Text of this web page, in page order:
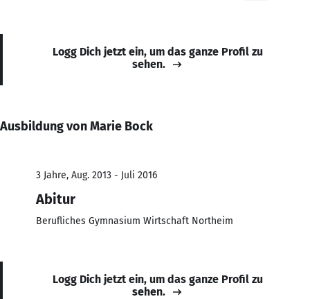
Logg Dich jetzt ein, um das ganze Profil zu
sehen.
Ausbildung von Marie Bock
3 Jahre, Aug. 2013 - Juli 2016
Abitur
Berufliches Gymnasium Wirtschaft Northeim
Logg Dich jetzt ein, um das ganze Profil zu
sehen.